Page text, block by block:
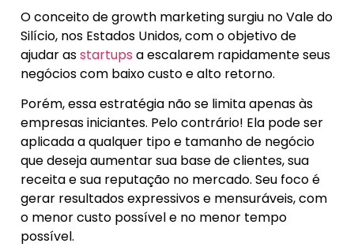
O conceito de growth marketing surgiu no Vale do
Silício, nos Estados Unidos, com o objetivo de
ajudar asstartups a escalarem rapidamente seus
negócios com baixo custo e alto retorno.
Porém, essa estratégia não se limita apenas às
empresas iniciantes. Pelo contrário! Ela pode ser
aplicada a qualquer tipo e tamanho de negócio
que deseja aumentar sua base de clientes, sua
receita e sua reputação no mercado. Seu foco é
gerar resultados expressivos e mensuráveis, com
o menor custo possível e no menor tempo
possível.